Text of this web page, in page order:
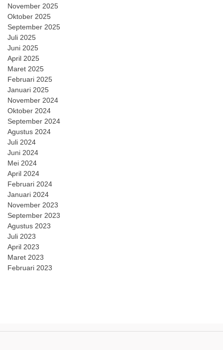
November 2025
Oktober 2025
September 2025
Juli 2025
Juni 2025
April 2025
Maret 2025
Februari 2025
Januari 2025
November 2024
Oktober 2024
September 2024
Agustus 2024
Juli 2024
Juni 2024
Mei 2024
April 2024
Februari 2024
Januari 2024
November 2023
September 2023
Agustus 2023
Juli 2023
April 2023
Maret 2023
Februari 2023